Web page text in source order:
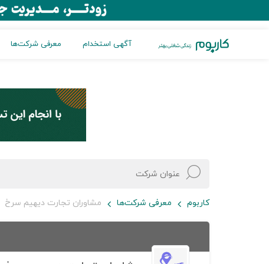
آگهی استخدام معرفی شرکت‌ها
کاربوم معرفی شرکت‌ها مشاوران تجارت دیهیم سرخ